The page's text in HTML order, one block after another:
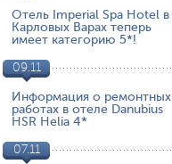
Отель Imperial Spa Hotel в
Карловых Варах теперь
имеет категорию 5*!
09.11
Информация о ремонтных
работах в отеле Danubius
HSR Helia 4*
07.11